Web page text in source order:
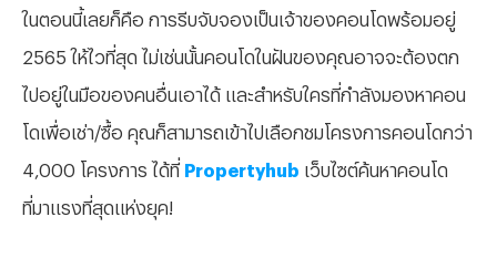
ในตอนนี้เลยก็คือ การรีบจับจองเป็นเจ้าของคอนโดพร้อมอยู่
2565 ให้ไวที่สุด ไม่เช่นนั้นคอนโดในฝันของคุณอาจจะต้องตก
ไปอยู่ในมือของคนอื่นเอาได้ และสำหรับใครที่กำลังมองหาคอน
โดเพื่อเช่า/ซื้อ คุณก็สามารถเข้าไปเลือกชมโครงการคอนโดกว่า
4,000 โครงการ ได้ที่ Propertyhub เว็บไซต์ค้นหาคอนโด
ที่มาแรงที่สุดแห่งยุค!